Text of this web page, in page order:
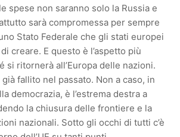
spese non saranno solo la Russia e
sarà compromessa per sempre
Stato Federale che gli stati europei
creare. E questo è l’aspetto più
si ritornerà all’Europa delle nazioni.
fallito nel passato. Non a caso, in
democrazia, è l’estrema destra a
la chiusura delle frontiere e la
nazionali. Sotto gli occhi di tutti c’è